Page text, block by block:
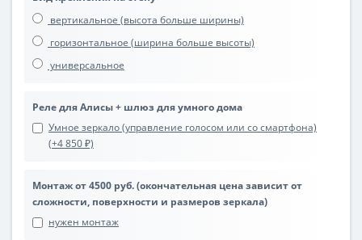
вертикальное (высота больше ширины)
горизонтальное (ширина больше высоты)
универсальное
Реле для Алисы + шлюз для умного дома
Умное зеркало (управление голосом или со смартфона)
(+4 850 ₽)
Монтаж от 4500 руб. (окончательная цена зависит от
сложности, поверхности и размеров зеркала)
нужен монтаж